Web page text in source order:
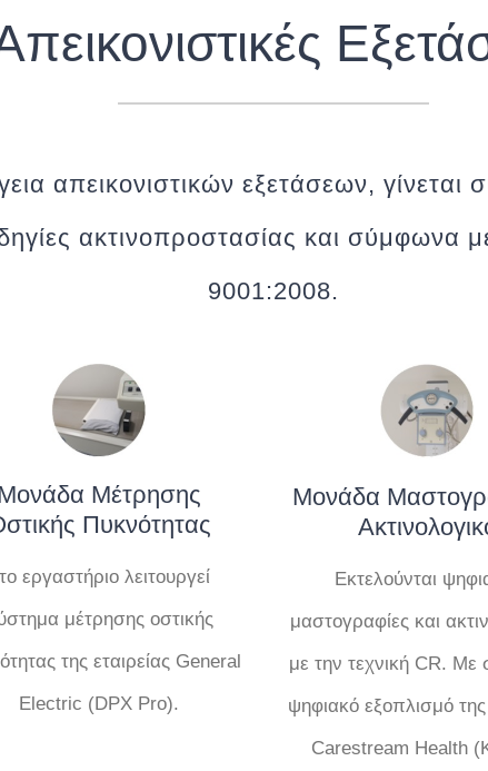
απεικονιστικών εξετάσεων, γίνεται
ακτινοπροστασίας και σύμφωνα
9001:2008.
Μέτρησης
Πυκνότητας
εργαστήριο λειτουργεί
μέτρησης οστικής
της εταιρείας General
Electric (DPX Pro).
Μονάδα
Εκτελούνται
μαστογραφίες και
με την τεχνική CR. Με
ψηφιακό εξοπλισμό της
Carestream Health